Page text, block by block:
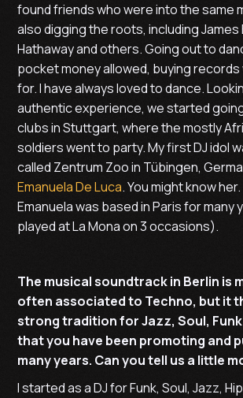
found friends who were into the same
also digging the roots, including James
Hathaway and others. Going out to
pocket money allowed, buying records
for. I have always loved to dance.
authentic experience, we started
clubs in Stuttgart, where the mostly
soldiers went to party. My first DJ idol
called Zentrum Zoo in Tübingen,
Emanuela De Luca. You might know
Emanuela was based in Paris for many
played at La Mona on 3 occasions).
The musical soundtrack in Berlin is
often associated to Techno, but it
strong tradition for Jazz, Soul,
that you have been promoting and
many years. Can you tell us a little
I started as a DJ for Funk, Soul, Jazz,